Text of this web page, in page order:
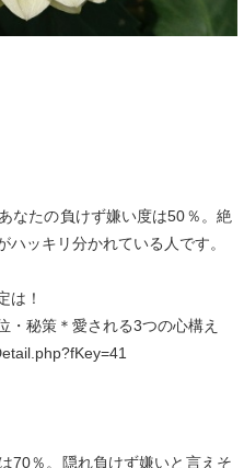
なたの負けず嫌い度は50％。絶
ッキリ分かれている人です。
は！
・秘策＊愛される3つの心構え
70％。隠れ負けず嫌いと言えそ